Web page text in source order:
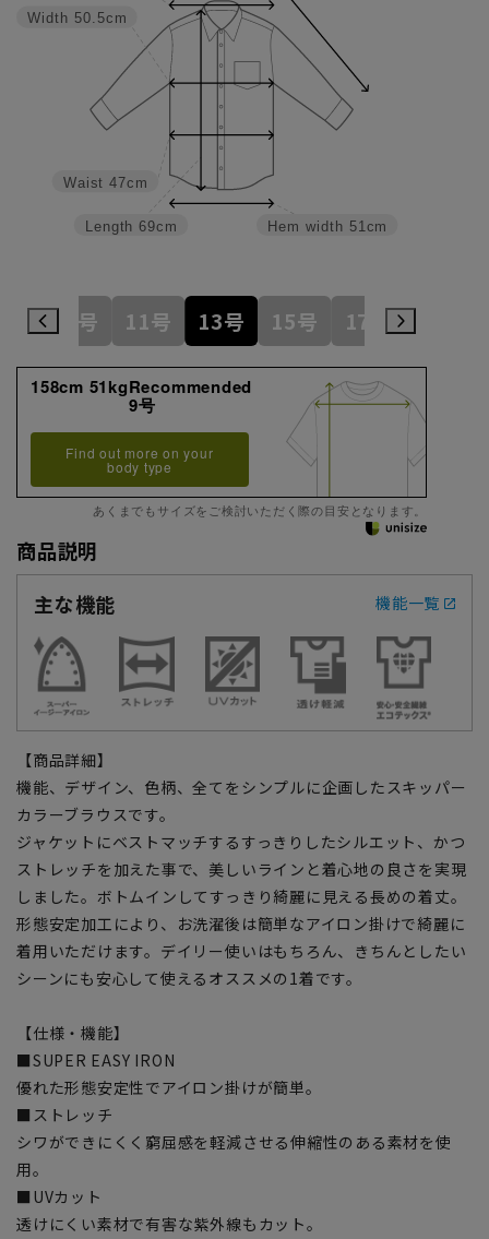
Hem width 51cm
Length 69cm
Waist 47cm
Width 50.5cm
7号 9号 11号 13号 15号 17号
158cm 51kgRecommended
9号
Find out more on your
body type
あくまでもサイズをご検討いただく際の目安となります。
商品説明
主な機能
機能一覧
【商品詳細】
機能、デザイン、色柄、全てをシンプルに企画したスキッパー
カラーブラウスです。
ジャケットにベストマッチするすっきりしたシルエット、かつ
ストレッチを加えた事で、美しいラインと着心地の良さを実現
しました。ボトムインしてすっきり綺麗に見える長めの着丈。
形態安定加工により、お洗濯後は簡単なアイロン掛けで綺麗に
着用いただけます。デイリー使いはもちろん、きちんとしたい
シーンにも安心して使えるオススメの1着です。
【仕様・機能】
■SUPER EASY IRON
優れた形態安定性でアイロン掛けが簡単。
■ストレッチ
シワができにくく窮屈感を軽減させる伸縮性のある素材を使
用。
■UVカット
透けにくい素材で有害な紫外線もカット。